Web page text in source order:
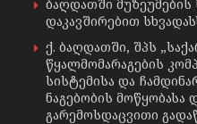
ბაღდათში
დაკავშირებით
ქ. ბაღდათში, შპს
წყალმომარაგების
სისტემისა და
ნაგებობის მოწყობასა
გარემოსდაცვითი